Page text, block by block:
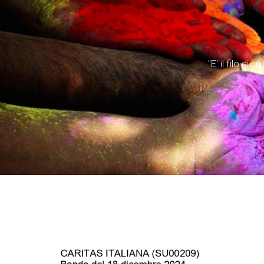
"E' il filo di